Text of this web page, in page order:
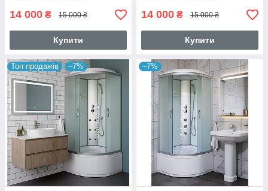
14 000 ₴ 15 000 ₴
Купити
14 000 ₴ 15 000 ₴
Купити
Топ продажів –7% –7%